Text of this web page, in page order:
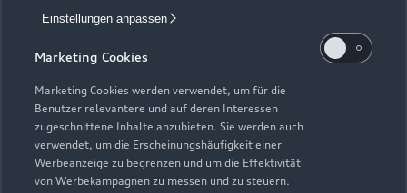
Einstellungen anpassen
Marketing Cookies
Marketing Cookies werden verwendet, um für die
Benutzer relevantere und auf deren Interessen
zugeschnittene Inhalte anzubieten. Sie werden auch
verwendet, um die Erscheinungshäufigkeit einer
Werbeanzeige zu begrenzen und um die Effektivität
von Werbekampagnen zu messen und zu steuern.
Geschäftskunden
Audi Services
Garantie
Audi digital services
myAudi
Audi Code
Häufige Fragen (FAQ)
Audi Online Beratung
Über Audi
Unternehmen
Karriere
Investor Relations
© 2026 AUDI AG. Alle Rechte vorbehalten